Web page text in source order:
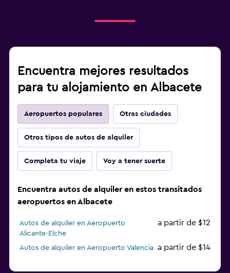
Encuentra mejores resultados
para tu alojamiento en Albacete
Aeropuertos populares Otras ciudades
Otros tipos de autos de alquiler
Completa tu viaje Voy a tener suerte
Encuentra autos de alquiler en estos transitados
aeropuertos en Albacete
Autos de alquiler en Aeropuerto
Alicante-Elche
a partir de $12
Autos de alquiler en Aeropuerto Valencia a partir de $14